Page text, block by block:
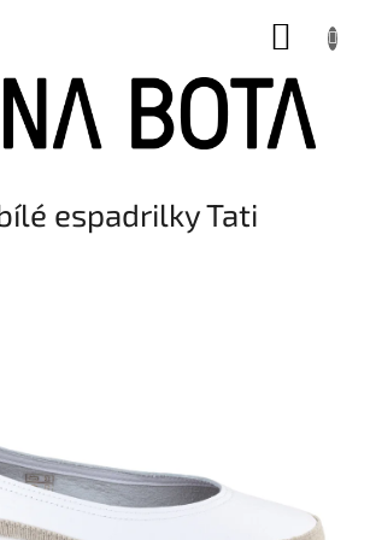
espadrilky Tati